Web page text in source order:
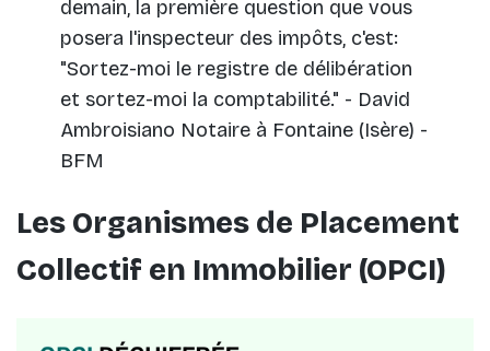
demain, la première question que vous
posera l'inspecteur des impôts, c'est:
"Sortez-moi le registre de délibération
et sortez-moi la comptabilité." - David
Ambroisiano Notaire à Fontaine (Isère) -
BFM
Les Organismes de Placement
Collectif en Immobilier (OPCI)